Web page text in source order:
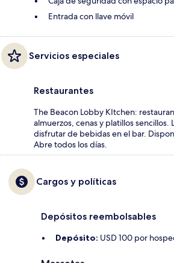
Entrada con llave móvil
Servicios especiales
Restaurantes
The Beacon Lobby KItchen:
almuerzos, cenas y platillos
disfrutar de bebidas en el bar.
Abre todos los días.
Cargos y políticas
Depósitos reembolsables
Depósito: USD 100 por